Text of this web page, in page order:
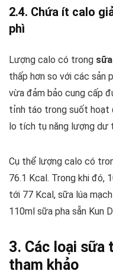
2.4. Chứa ít calo
phì
Lượng calo có trong
thấp hơn so với các sản
vừa đảm bảo cung cấp
tỉnh táo trong suốt hoạt
lo tích tụ năng lượng dư
Cụ thể lượng calo có
76.1 Kcal. Trong khi đó,
tới 77 Kcal, sữa lúa
110ml sữa pha sẵn Kun
3. Các loại sữa
tham khảo